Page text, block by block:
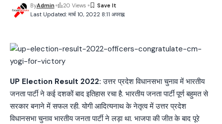
Last Updated: मार्च 10, 2022 8:11 अपराह्न
ByAdmin 20 Views
UP Election Result 2022: उत्तर प्रदेश विधानसभा चुनाव में भारतीय
जनता पार्टी ने कई दशकों बाद इतिहास रचा है. भारतीय जनता पार्टी पूर्ण बहुमत से
सरकार बनाने में सफल रही. योगी आदित्यनाथ के नेतृत्व में उत्तर प्रदेश
विधानसभा चुनाव भारतीय जनता पार्टी ने लड़ा था. भाजपा की जीत के बाद पूरे